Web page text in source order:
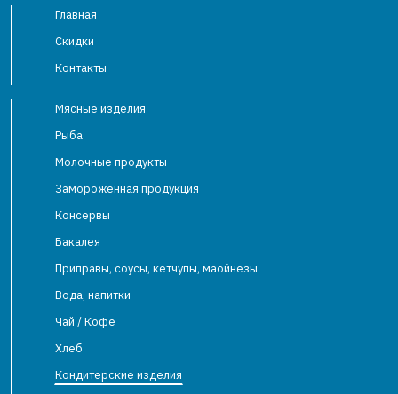
Главная
Скидки
Контакты
Мясные изделия
Рыба
Молочные продукты
Замороженная продукция
Консервы
Бакалея
Приправы, соусы, кетчупы, маойнезы
Вода, напитки
Чай / Кофе
Хлеб
Кондитерские изделия